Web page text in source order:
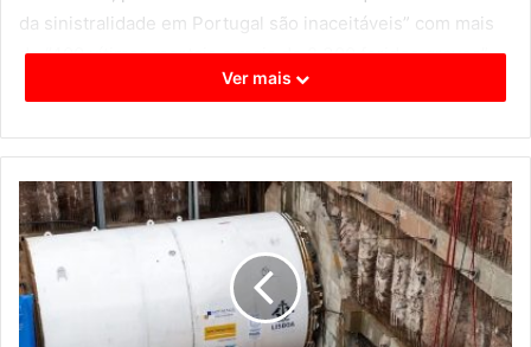
da sinistralidade em Portugal são inaceitáveis” com mais
de “400 vítimas mortais e mais de 2.300 feridos graves”
só este ano e até ao dia da apresentação.
Durante a apresentação da campanha ouviram-se
testemunhos de profissionais de saúde e de equipas que
lidam diariamente com pessoas que recuperam de
acidentes de viação, numa tentativa de sensibilizar para o
drama físico e psicológico que muitos carregam
A campanha “O Melhor presente é estar presente” começa
Ver mais